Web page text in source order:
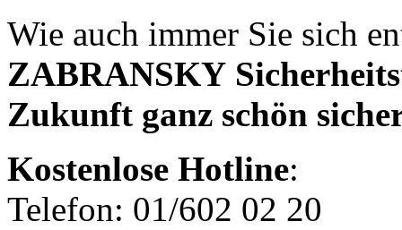
Wie auch immer Sie sich
ZABRANSKY
Zukunft ganz schön
Kostenlose Hotline:
Telefon: 01/602 02 20